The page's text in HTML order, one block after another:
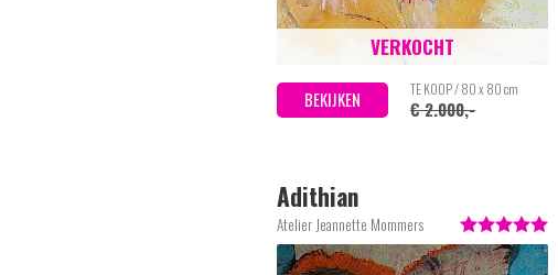
BEKIJKEN TE KOOP / 80 x 80 cm
€ 2.000,-
VERKOCHT
Atelier Jeannette Mommers
Adithian